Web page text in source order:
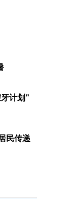
计划”
民传递